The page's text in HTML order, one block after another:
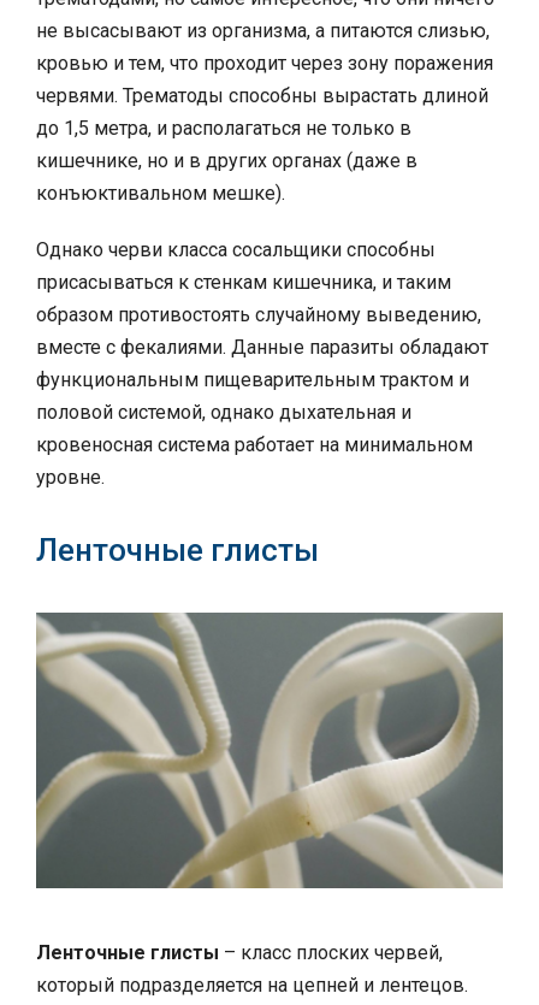
не высасывают из организма, а питаются слизью,
кровью и тем, что проходит через зону поражения
червями. Трематоды способны вырастать длиной
до 1,5 метра, и располагаться не только в
кишечнике, но и в других органах (даже в
конъюктивальном мешке).
Однако черви класса сосальщики способны
присасываться к стенкам кишечника, и таким
образом противостоять случайному выведению,
вместе с фекалиями. Данные паразиты обладают
функциональным пищеварительным трактом и
половой системой, однако дыхательная и
кровеносная система работает на минимальном
уровне.
Ленточные глисты
Ленточные глисты – класс плоских червей,
который подразделяется на цепней и лентецов.